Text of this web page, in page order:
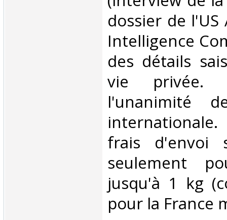
dossier de
Intelligence
des détails
vie
l'unanimité
internationale.
frais
seulement
jusqu'à 1 kg
pour la France